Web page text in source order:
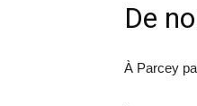
De
À Parcey